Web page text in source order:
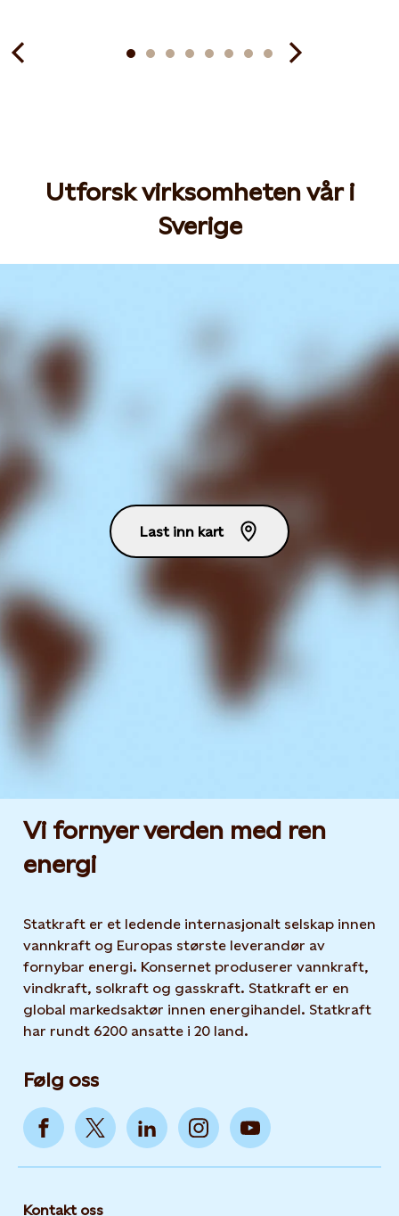
Utforsk virksomheten vår i
Sverige
Last inn kart
Vi fornyer verden med ren
energi
Statkraft er et ledende internasjonalt selskap innen
vannkraft og Europas største leverandør av
fornybar energi. Konsernet produserer vannkraft,
vindkraft, solkraft og gasskraft. Statkraft er en
global markedsaktør innen energihandel. Statkraft
har rundt 6200 ansatte i 20 land.
Følg oss
Kontakt oss